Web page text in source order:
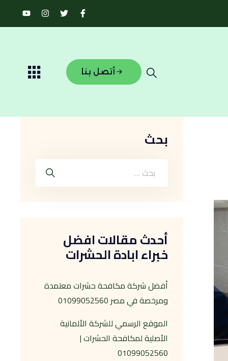
أتصل بنا
بحث
أحدث مقالات افضل
خبراء ابادة الحشرات
أفضل شركة مكافحة حشرات معتمدة
ومرخصة في مصر 01099052560
الموقع الرسمي للشركة الألمانية
الأصلية لمكافحة الحشرات |
01099052560